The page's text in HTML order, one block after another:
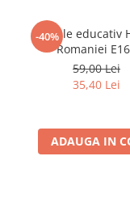
Yu-Gi-Oh!
Yu Gi Oh
Pokemon TCG
Cardfight!! Vanguard
-40%
Puzzle educativ
Romaniei
59,00 Lei
35,40 Lei
ADAUGA IN